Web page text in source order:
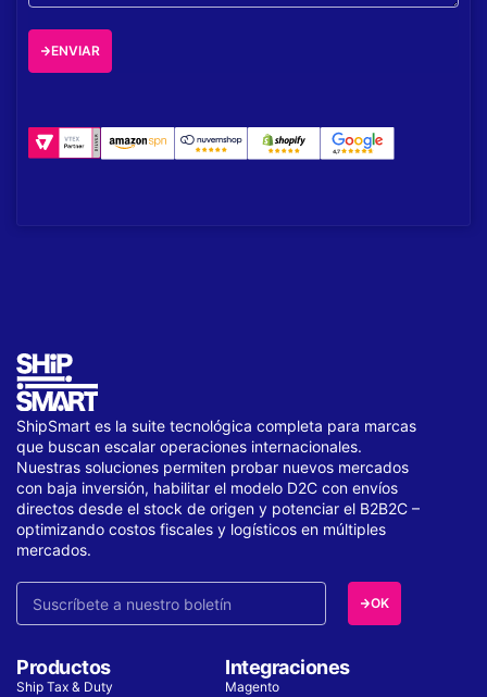
ENVIAR
ShipSmart es la suite tecnológica completa para marcas
que buscan escalar operaciones internacionales.
Nuestras soluciones permiten probar nuevos mercados
con baja inversión, habilitar el modelo D2C con envíos
directos desde el stock de origen y potenciar el B2B2C –
optimizando costos fiscales y logísticos en múltiples
mercados.
OK
Productos
Ship Tax & Duty
Integraciones
Magento